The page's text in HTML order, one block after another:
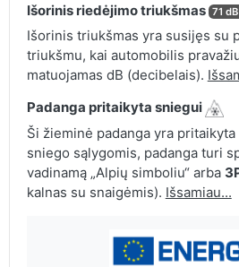
Išorinis riedėjimo triukšmas 71
Išorinis triukšmas yra susijęs su
triukšmu, kai automobilis
matuojamas dB (decibelais).
Padanga pritaikyta sniegui
Ši žieminė padanga yra
sniego sąlygomis, padanga turi
vadinamą „Alpių simboliu“ arba
kalnas su snaigėmis). Išsamiau...